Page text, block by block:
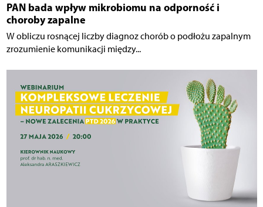
PAN bada wpływ mikrobiomu na odporność i
choroby zapalne
W obliczu rosnącej liczby diagnoz chorób o podłożu zapalnym
zrozumienie komunikacji między...